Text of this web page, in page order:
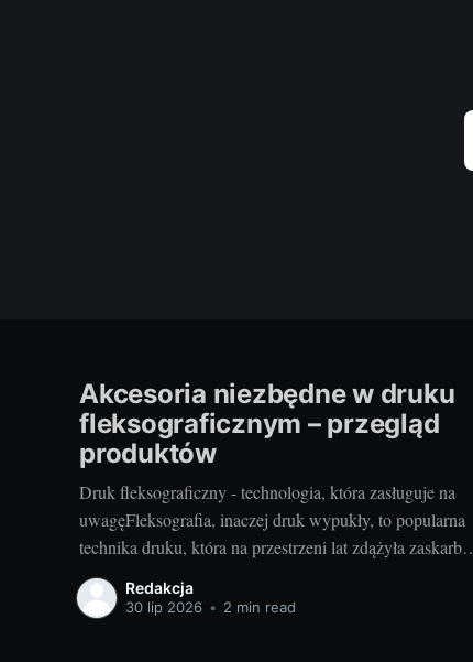
Akcesoria niezbędne w druku
fleksograficznym – przegląd
produktów
Druk fleksograficzny - technologia, która zasługuje na
uwagęFleksografia, inaczej druk wypukły, to popularna
technika druku, która na przestrzeni lat zdążyła zaskarbić
sobie reputację niezawodności i efektywności. Z jej
pomocą wykonywane są etykiety, opakowania, a także
Redakcja
30 lip 2026 • 2 min read